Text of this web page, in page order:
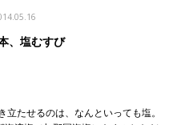
、塩むすび
たせるのは、なんといっても塩。